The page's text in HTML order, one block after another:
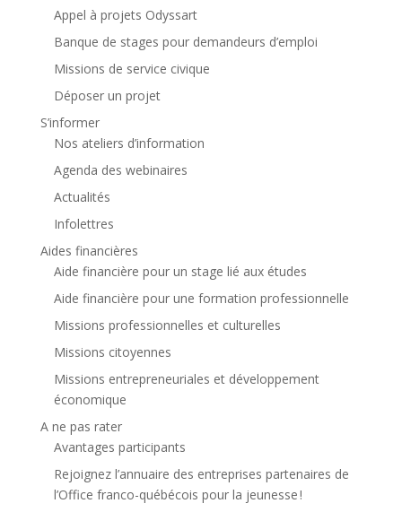
Appel à projets Odyssart
Banque de stages pour demandeurs d’emploi
Missions de service civique
Déposer un projet
S’informer
Nos ateliers d’information
Agenda des webinaires
Actualités
Infolettres
Aides financières
Aide financière pour un stage lié aux études
Aide financière pour une formation professionnelle
Missions professionnelles et culturelles
Missions citoyennes
Missions entrepreneuriales et développement
économique
A ne pas rater
Avantages participants
Rejoignez l’annuaire des entreprises partenaires de
l’Office franco-québécois pour la jeunesse !